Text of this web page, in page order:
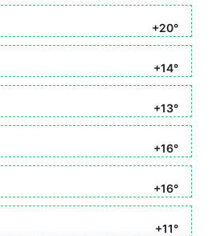
+20°
+14°
+13°
+16°
+16°
+11°